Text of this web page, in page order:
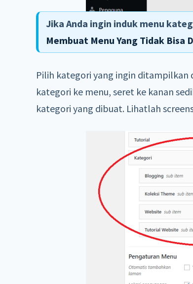
Jika Anda ingin induk menu
Membuat Menu Yang Tidak Bisa
Pilih kategori yang ingin
kategori ke menu, seret ke kanan
kategori yang dibuat. Lihatlah